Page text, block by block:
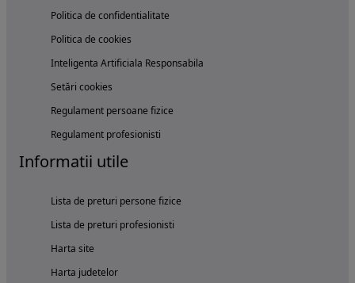
Politica de confidentialitate
Politica de cookies
Inteligenta Artificiala Responsabila
Setări cookies
Regulament persoane fizice
Regulament profesionisti
Informatii utile
Lista de preturi persone fizice
Lista de preturi profesionisti
Harta site
Harta judetelor